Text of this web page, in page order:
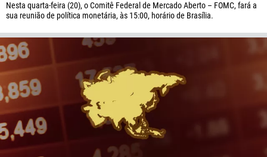
Nesta quarta-feira (20), o Comitê Federal de Mercado Aberto – FOMC, fará a
sua reunião de política monetária, às 15:00, horário de Brasília.